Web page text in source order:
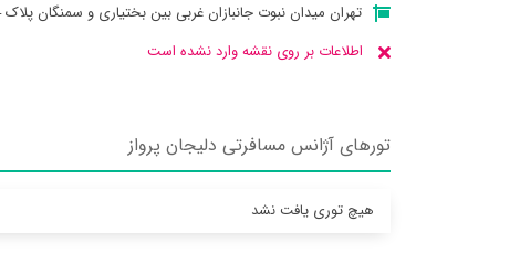
تهران میدان نبوت جانبازان غربی بین بختیاری و سمنگان پلاک 114
اطلاعات بر روی نقشه وارد نشده است
تورهای آژانس مسافرتی دليجان پرواز
هیچ توری یافت نشد